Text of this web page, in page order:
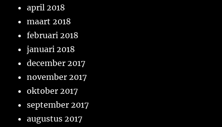
april 2018
maart 2018
februari 2018
januari 2018
december 2017
november 2017
oktober 2017
september 2017
augustus 2017